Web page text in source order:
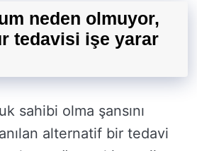
neden olmuyor,
tedavisi işe yarar
sahibi olma şansını
alternatif bir tedavi